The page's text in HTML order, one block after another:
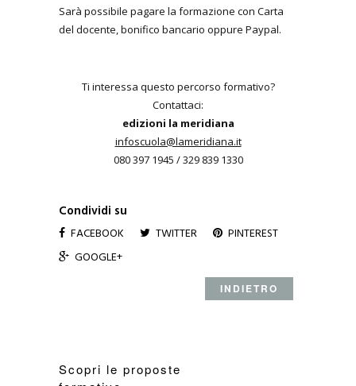
Sarà possibile pagare la formazione con Carta
del docente, bonifico bancario oppure Paypal.
Ti interessa questo percorso formativo?
Contattaci:
edizioni la meridiana
infoscuola@lameridiana.it
080 397 1945 / 329 839 1330
Condividi su
FACEBOOK TWITTER
PINTEREST
GOOGLE+
INDIETRO
Scopri le proposte